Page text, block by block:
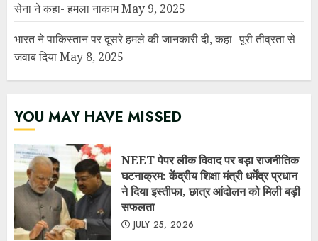
सेना ने कहा- हमला नाकामMay 9, 2025
भारत ने पाकिस्तान पर दूसरे हमले की जानकारी दी, कहा- पूरी तीव्रता से
जवाब दियाMay 8, 2025
YOU MAY HAVE MISSED
NEET पेपर लीक विवाद पर बड़ा राजनीतिक
घटनाक्रम: केंद्रीय शिक्षा मंत्री धर्मेंद्र प्रधान
ने दिया इस्तीफा, छात्र आंदोलन को मिली बड़ी
सफलता
JULY 25, 2026